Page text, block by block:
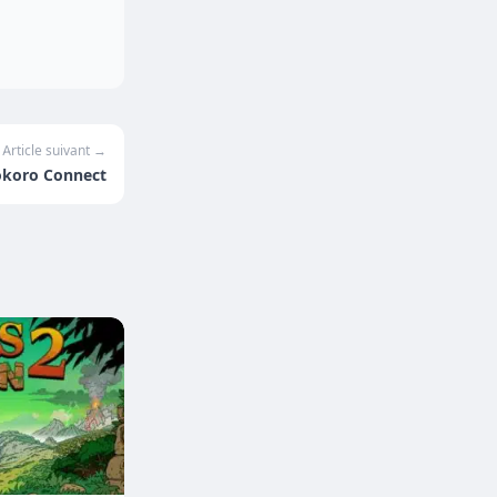
Article suivant →
Connect